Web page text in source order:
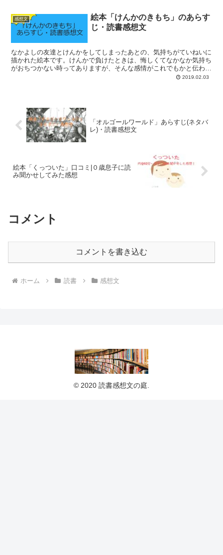
感想文
絵本「けんかのきもち」のあらす
じ・読書感想文
なかよしの友達とけんかをしてしまったあとの、気持ちがていねいに
描かれた絵本です。けんかで負けたときは、悔しくてなかなか気持ち
がおちつかない時ってありますが、そんな感情がこれでもかと伝わっ
てきます。 けんかに負けたほうと勝ったほうでは、お互い...2019.02.03
「オルゴールワールド」あらすじ(ネタバ
レ)・読書感想文
絵本「くっついた」口コミ|０歳息子に読
み聞かせしてみた感想
コメント
コメントを書き込む
ホーム 読書 感想文
© 2020 読書感想文の庭.